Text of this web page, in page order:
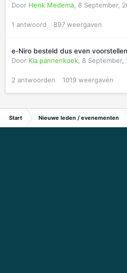
Door Henk Medema 8 September,
1 antwoord 897 weergaven
e-Niro besteld dus even voorstellen
Door Kia pannenkoek 8 September,
2 antwoorden 1019 weergaven
Start Nieuwe leden / evenementen